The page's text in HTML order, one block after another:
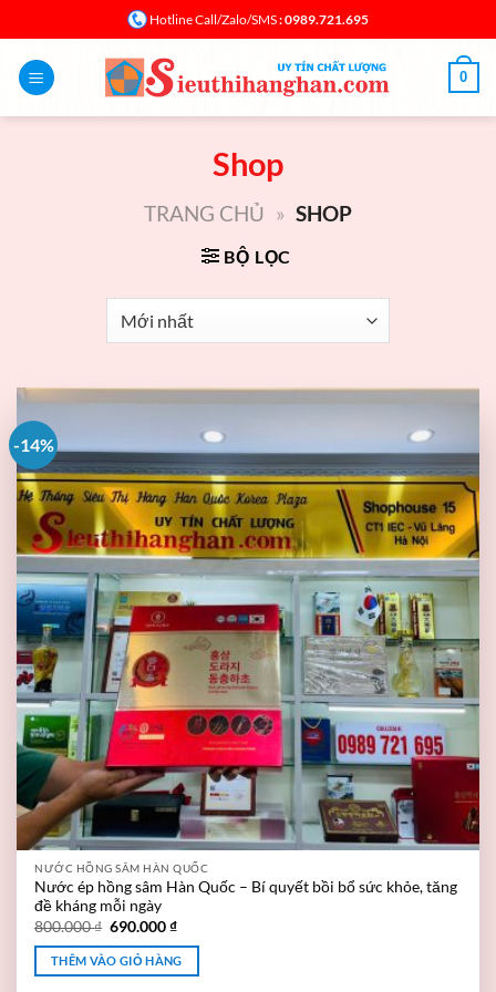
qua
nội
dung
Hotline Call/Zalo/SMS: 0989.721.695
0
Shop
TRANG CHỦ » SHOP
BỘ LỌC
-14%
NƯỚC HỒNG SÂM HÀN QUỐC
Nước ép hồng sâm Hàn Quốc – Bí quyết bồi bổ sức khỏe, tăng
đề kháng mỗi ngày
800.000₫ 690.000₫
THÊM VÀO GIỎ HÀNG